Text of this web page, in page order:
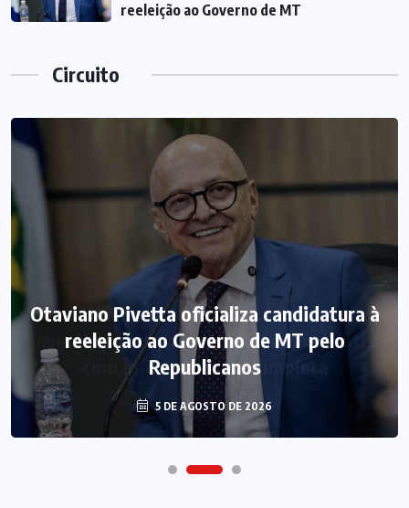
reeleição ao Governo de MT
Circuito
Otaviano Pivetta oficializa candidatura à
reeleição ao Governo de MT pelo
Republicanos
5 DE AGOSTO DE 2026